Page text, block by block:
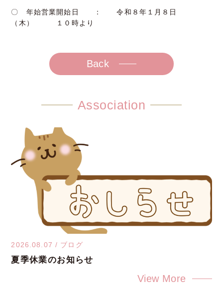
〇 年始営業開始日 ： 令和８年１月８日
（木） １０時より
Back
Association
2026.08.07 / ブログ
夏季休業のお知らせ
View More